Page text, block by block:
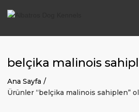
belçika malinois
Ana Sayfa
Ürünler “belçika malinois sahiplen”